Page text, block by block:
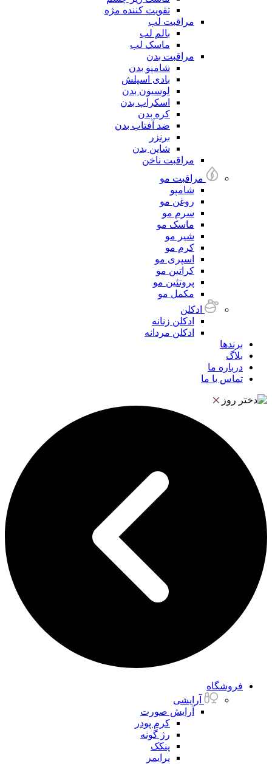
تقویت کننده مژه
مراقبت لب
بالم لب
ماسک لب
مراقبت بدن
شامپو بدن
بادی اسپلش
لوسیون بدن
اسکراپ بدن
کره بدن
ضد آفتاب بدن
برنزر
شاین بدن
مراقبت ناخن
مراقبت مو
شامپو
روغن مو
سرم مو
ماسک مو
شیر مو
کرم مو
اسپری مو
کراتین مو
پروتئین مو
مکمل مو
ادکلن
ادکلن زنانه
ادکلن مردانه
برندها
بلاگ
درباره ما
تماس با ما
فروشگاه
آرایشی
آرایش صورت
کرم پودر
رژ گونه
پنکک
پرایمر